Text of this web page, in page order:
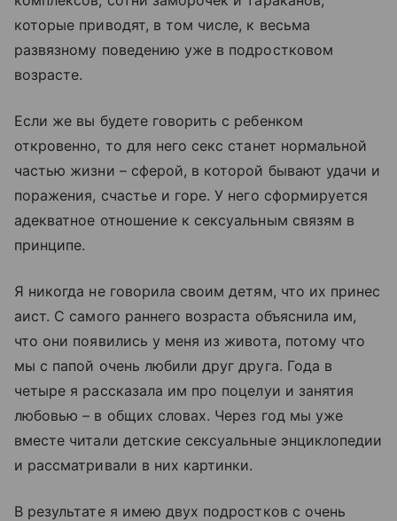
которые приводят, в том числе, к весьма
развязному поведению уже в подростковом
возрасте.
Если же вы будете говорить с ребенком
откровенно, то для него секс станет нормальной
частью жизни – сферой, в которой бывают удачи и
поражения, счастье и горе. У него сформируется
адекватное отношение к сексуальным связям в
принципе.
Я никогда не говорила своим детям, что их принес
аист. С самого раннего возраста объяснила им,
что они появились у меня из живота, потому что
мы с папой очень любили друг друга. Года в
четыре я рассказала им про поцелуи и занятия
любовью – в общих словах. Через год мы уже
вместе читали детские сексуальные энциклопедии
и рассматривали в них картинки.
В результате я имею двух подростков с очень